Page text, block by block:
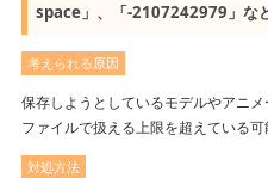
space」、「-2107242979」な
考えられる原因
保存しようとしているモデルやアニ
ファイルで扱える上限を超えている可
対処方法